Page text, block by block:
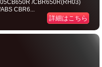
/CBR650R(RH03)
CBR6...
詳細はこちら